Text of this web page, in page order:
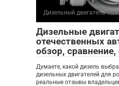
Дизельный двигатель
Дизельные
отечественных
обзор,
Думаете, какой дизель
дизельных двигателей для
реальные отзывы